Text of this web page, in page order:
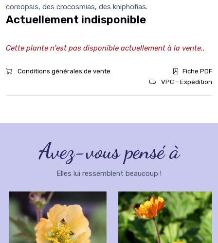
coreopsis, des crocosmias, des kniphofias.
Actuellement indisponible
Cette plante n'est pas disponible actuellement à la vente..
Conditions générales de vente
Fiche PDF
VPC - Expédition
Avez-vous pensé à
Elles lui ressemblent beaucoup !